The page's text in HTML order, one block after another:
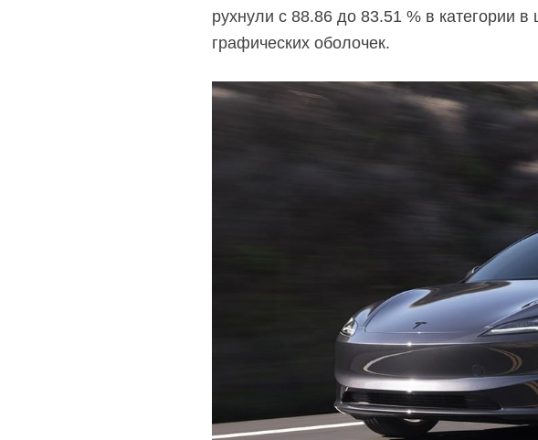
рухнули с 88.86 до 83.51 % в категории
графических оболочек.